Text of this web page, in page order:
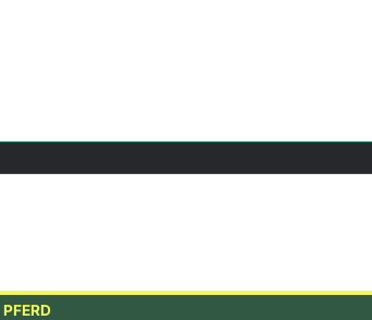
PFERD